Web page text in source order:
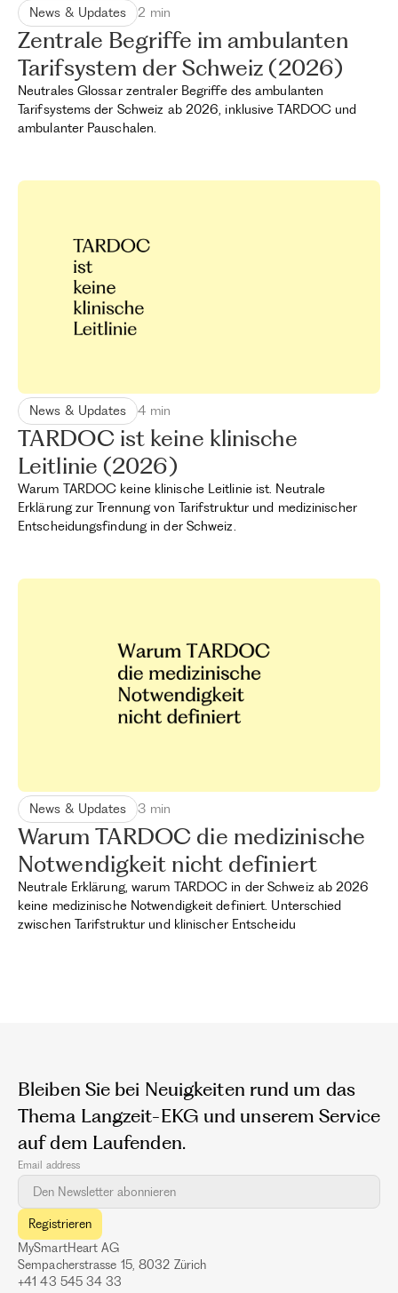
News & Updates 2 min
Zentrale Begriffe im ambulanten
Tarifsystem der Schweiz (2026)
Neutrales Glossar zentraler Begriffe des ambulanten
Tarifsystems der Schweiz ab 2026, inklusive TARDOC und
ambulanter Pauschalen.
News & Updates 4 min
TARDOC ist keine klinische
Leitlinie (2026)
Warum TARDOC keine klinische Leitlinie ist. Neutrale
Erklärung zur Trennung von Tarifstruktur und medizinischer
Entscheidungsfindung in der Schweiz.
News & Updates 3 min
Warum TARDOC die medizinische
Notwendigkeit nicht definiert
Neutrale Erklärung, warum TARDOC in der Schweiz ab 2026
keine medizinische Notwendigkeit definiert. Unterschied
zwischen Tarifstruktur und klinischer Entscheidu
Bleiben Sie bei Neuigkeiten rund um das
Thema Langzeit-EKG und unserem Service
auf dem Laufenden.
Email address
MySmartHeart AG
Sempacherstrasse 15, 8032 Zürich
+41 43 545 34 33